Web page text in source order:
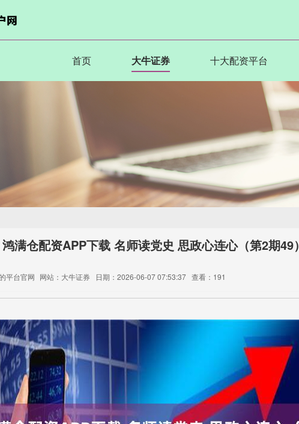
首页 大牛证券 十大配资平台
鸿满仓配资APP下载 名师读党史 思政心连心（第2期49）
平台官网 网站：大牛证券 日期：2026-06-07 07:53:37 查看：191